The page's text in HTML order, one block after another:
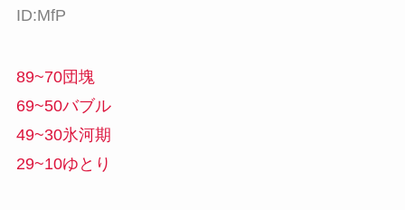
ID:MfP
89~70団塊
69~50バブル
49~30氷河期
29~10ゆとり